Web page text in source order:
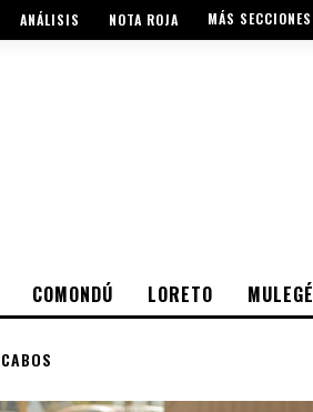
ANÁLISIS NOTA ROJA MÁS SECCIONES
COMONDÚ LORETO MULEGÉ